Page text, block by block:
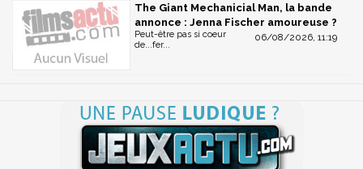
The Giant Mechanicial Man, la bande
annonce : Jenna Fischer amoureuse ?
06/08/2026, 11:19
Peut-être pas si coeur
de...fer...